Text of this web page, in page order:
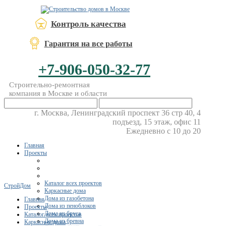
Контроль качества
Гарантия на все работы
+7-906-050-32-77
Строительно-ремонтная
компания в Москве и области
г. Москва, Ленинградский проспект 36 стр 40, 4
подъезд, 15 этаж, офис 11
Ежедневно с 10 до 20
Главная
Проекты
Каталог всех проектов
Каркасные дома
Дома из газобетона
Дома из пеноблоков
Дома из бруса
Дома из бревна
СтройДом
Главная
Проекты
Каталог всех проектов
Каркасные дома